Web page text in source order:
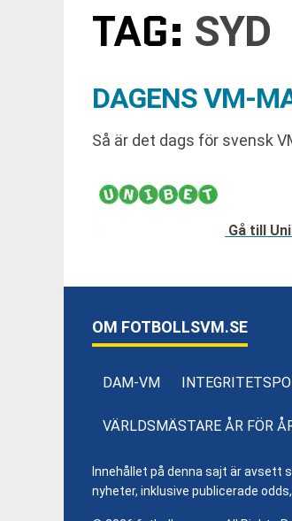
TAG: SYD
DAGENS VM-
Så är det dags för svensk
Gå till
OM FOTBOLLSVM.SE
DAM-VM
VÄRLDSMÄSTARE ÅR FÖR
Innehållet på denna sajt är avsett
nyheter, inklusive publicerade